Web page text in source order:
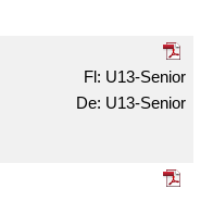
U13-Senior
U13-Senior